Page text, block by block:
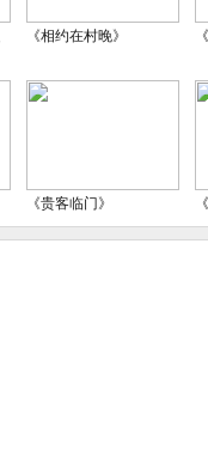
《相约在村晚》
《贵客临门》